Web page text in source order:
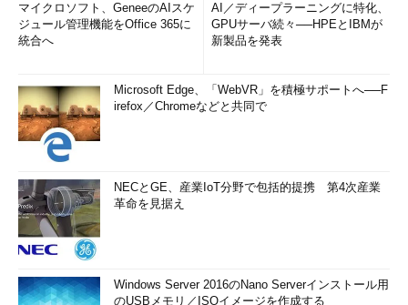
マイクロソフト、GeneeのAIスケ
ジュール管理機能をOffice 365に
統合へ
AI／ディープラーニングに特化、
GPUサーバ続々──HPEとIBMが
新製品を発表
Microsoft Edge、「WebVR」を積極サポートへ──F
irefox／Chromeなどと共同で
NECとGE、産業IoT分野で包括的提携 第4次産業
革命を見据え
Windows Server 2016のNano Serverインストール用
のUSBメモリ／ISOイメージを作成する